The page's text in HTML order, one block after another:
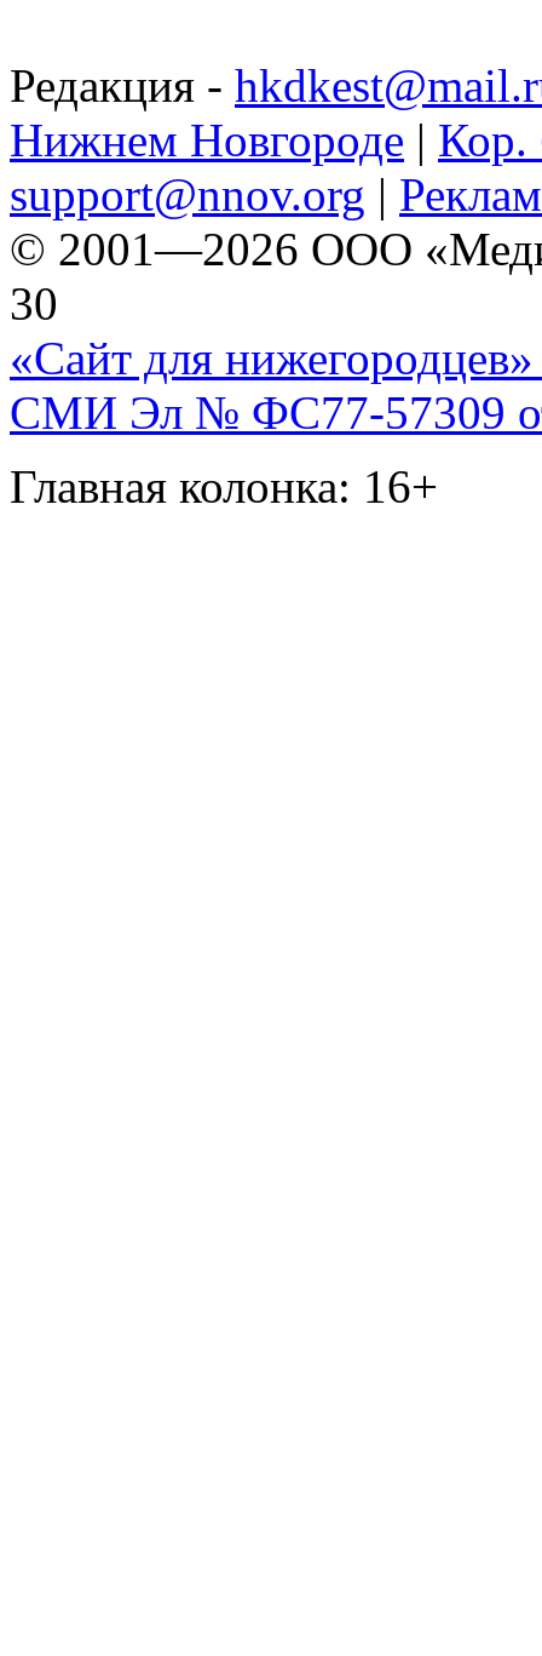
Редакция -
Нижнем Новгороде | Кор.
support@nnov.org |
© 2001—2026 ООО
30
«Сайт для нижегородцев»
СМИ Эл № ФС77-57309
Главная колонка: 16+